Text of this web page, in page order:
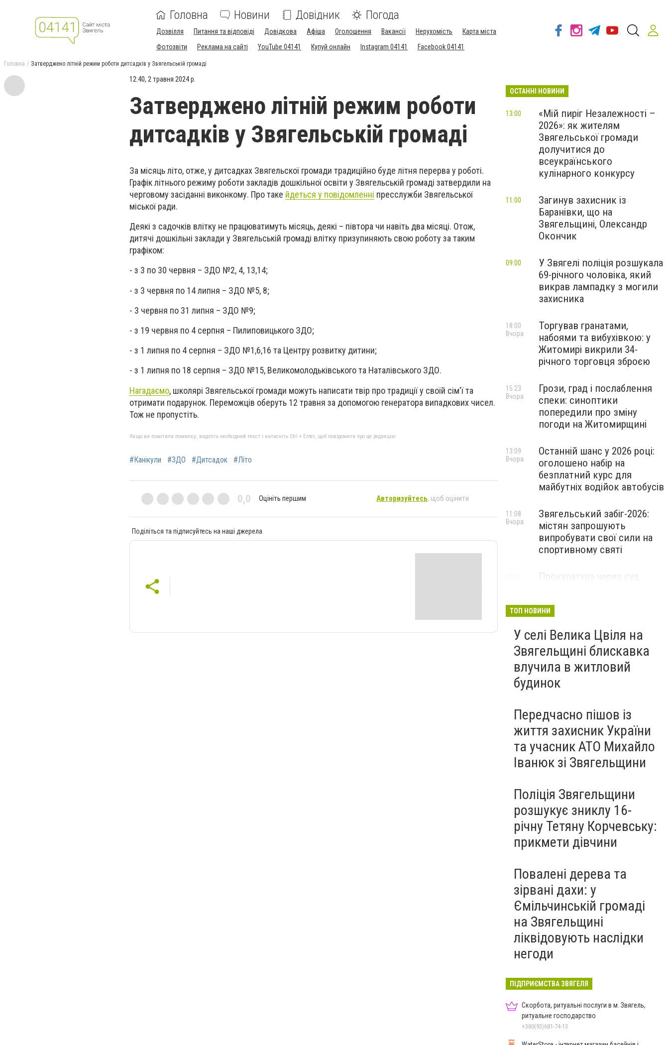
Головна Новини Довідник Погода
Дозвілля Питання та відповіді Довідкова Афіша Оголошення Вакансії Нерухомість
Карта міста
Фотозвіти
Реклама на сайті YouTube 04141 Купуй онлайн Instagram 04141 Facebook 04141
Головна Затверджено літній режим роботи дитсадків у Звягельській громаді
12:40, 2 травня 2024 р.
Затверджено літній режим роботи
дитсадків у Звягельській громаді
За місяць літо, отже, у дитсадках Звягельскої громади традиційно буде літня перерва у роботі.
Графік літнього режиму роботи закладів дошкільної освіти у Звягельській громаді затвердили на
черговому засіданні виконкому. Про таке йдеться у повідомленні пресслужби Звягельської
міської ради.
Деякі з садочків влітку не працюватимуть місяць, деякі – півтора чи навіть два місяці. Отож,
дитячі дошкільні заклади у Звягельській громаді влітку призупиняють свою роботу за таким
графіком:
- з 3 по 30 червня – ЗДО №2, 4, 13,14;
- з 3 червня по 14 липня – ЗДО №5, 8;
- 3 червня по 31 липня – ЗДО №9;
- з 19 червня по 4 серпня – Пилиповицького ЗДО;
- з 1 липня по 4 серпня – ЗДО №1,6,16 та Центру розвитку дитини;
- з 1 липня по 18 серпня – ЗДО №15, Великомолодьківського та Наталівського ЗДО.
Нагадаємо, школярі Звягельської громади можуть написати твір про традиції у своїй сім'ї та
отримати подарунок. Переможців оберуть 12 травня за допомогою генератора випадкових чисел.
Тож не пропустіть.
Якщо ви помітили помилку, виділіть необхідний текст і натисніть Ctrl + Enter, щоб повідомити про це редакцію
#Канікули #ЗДО #Дитсадок #Літо
0,0 Оцініть першим Авторизуйтесь, щоб оцінити
Поділіться та підписуйтесь на наші джерела
ОСТАННІ НОВИНИ
«Мій пиріг Незалежності –
2026»: як жителям
Звягельської громади
долучитися до
всеукраїнського
кулінарного конкурсу
13:00
Загинув захисник із
Баранівки, що на
Звягельщині, Олександр
Окончик
11:00
У Звягелі поліція розшукала
69-річного чоловіка, який
викрав лампадку з могили
захисника
09:00
Торгував гранатами,
набоями та вибухівкою: у
Житомирі викрили 34-
річного торговця зброєю
18:00
Вчора
Грози, град і послаблення
спеки: синоптики
попередили про зміну
погоди на Житомирщині
15:23
Вчора
Останній шанс у 2026 році:
оголошено набір на
безплатний курс для
майбутніх водійок автобусів
13:09
Вчора
Звягельський забіг-2026:
містян запрошують
випробувати свої сили на
спортивному святі
11:08
Вчора
Прокуратура через суд
ТОП НОВИНИ
У селі Велика Цвіля на
Звягельщині блискавка
влучила в житловий
будинок
Передчасно пішов із
життя захисник України
та учасник АТО Михайло
Іванюк зі Звягельщини
Поліція Звягельщини
розшукує зниклу 16-
річну Тетяну Корчевську:
прикмети дівчини
Повалені дерева та
зірвані дахи: у
Ємільчинській громаді
на Звягельщині
ліквідовують наслідки
негоди
ПІДПРИЄМСТВА ЗВЯГЕЛЯ
Скорбота, ритуальні послуги в м. Звягель,
ритуальне господарство
+380(93)681-74-13